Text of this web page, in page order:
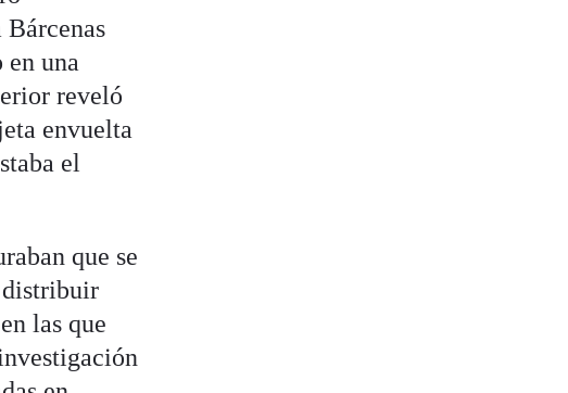
una
reveló
envuelta
el
que se
distribuir
las que